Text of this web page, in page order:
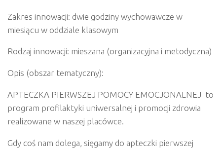
Zakres innowacji: dwie godziny wychowawcze w
miesiącu w oddziale klasowym
Rodzaj innowacji: mieszana (organizacyjna i metodyczna)
Opis (obszar tematyczny):
APTECZKA PIERWSZEJ POMOCY EMOCJONALNEJ to
program profilaktyki uniwersalnej i promocji zdrowia
realizowane w naszej placówce.
Gdy coś nam dolega, sięgamy do apteczki pierwszej